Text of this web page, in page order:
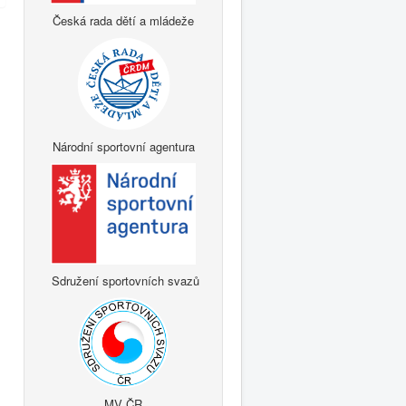
Česká rada dětí a mládeže
Národní sportovní agentura
Sdružení sportovních svazů